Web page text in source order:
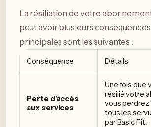
La résiliation de votre
peut avoir plusieurs
principales sont les suivantes :
Conséquence Détails
Perte d’accès
aux services
Une fois que
résilié votre
vous perdrez
tous les
par Basic Fit.